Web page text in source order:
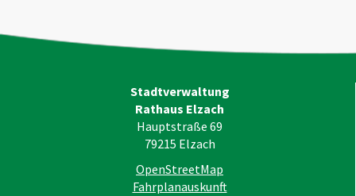
Stadtverwaltung
Rathaus Elzach
Hauptstraße 69
79215 Elzach
OpenStreetMap
Fahrplanauskunft